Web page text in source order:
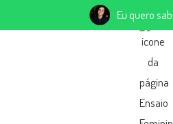
Eu quero